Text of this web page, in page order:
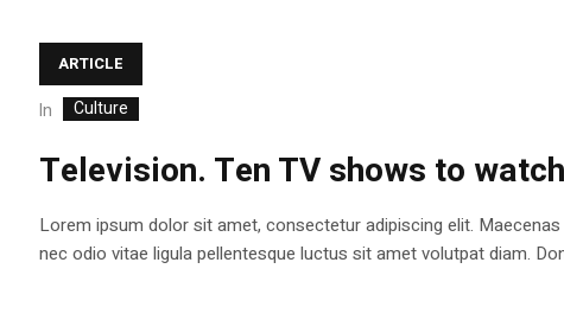
ARTICLE
In Culture
Television. Ten TV shows to
Lorem ipsum dolor sit amet, consectetur adipiscing elit.
nec odio vitae ligula pellentesque luctus sit amet volutpat diam.